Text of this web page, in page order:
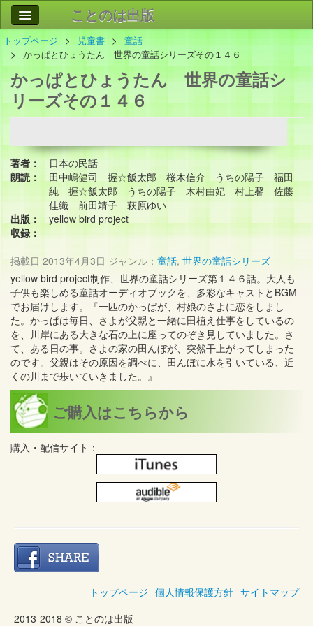
ことのは出版
作品
事業案内
会社情報
お問い合わせ
トップページ 児童書
童話
かっぱとひょうたん 世界の童話シリーズその１４６
かっぱとひょうたん 世界の童話シ
リーズその１４６
著者：
日本の民話
朗読：
田中嶋健司 握☆飯太郎 桜木信介 うちの陽子 福田
純 握☆飯太郎 うちの陽子 木村由妃 村上馨 佐藤
佳織 前田靖子 萩原ゆい
出版：
yellow bird project
収録：
掲載日 2013年4月3日 ジャンル： 童話, 世界の童話シリーズ
yellow bird project制作、世界の童話シリーズ第１４６話。大人も
子供も楽しめる童話オーディオブックを、多彩なキャストとBGM
でお届けします。『一匹のかっぱが、村娘のさよに恋をしまし
た。かっぱは毎日、さよが父親と一緒に田植え仕事をしているの
を、川岸にある大きな石の上に座ってのぞき見していました。さ
て、ある日の事。さよの家の田んぼが、突然干上がってしまった
のです。父親はその原因を調べに、田んぼに水を引いている、近
くの川まで歩いていきました。』
ご購入はこちらから
購入・配信サイト：
トップページ 個人情報保護方針 サイトマップ
2013-2018 © ことのは出版